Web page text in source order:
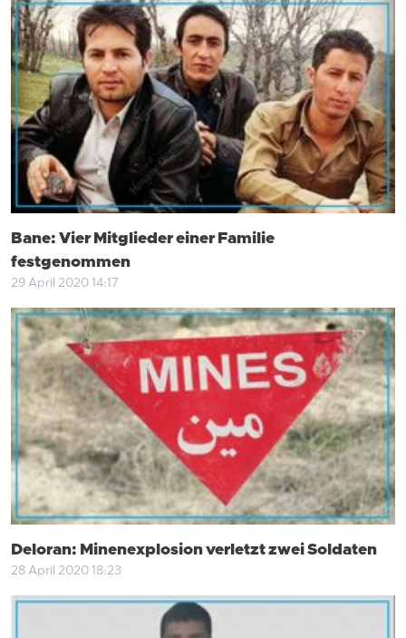
Bane: Vier Mitglieder einer Familie
festgenommen
29 April 2020 14:17
Deloran: Minenexplosion verletzt zwei Soldaten
28 April 2020 18:23